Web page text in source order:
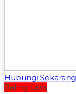
Hubungi Sekarang
Paling Laris